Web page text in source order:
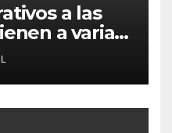
a las
a varias